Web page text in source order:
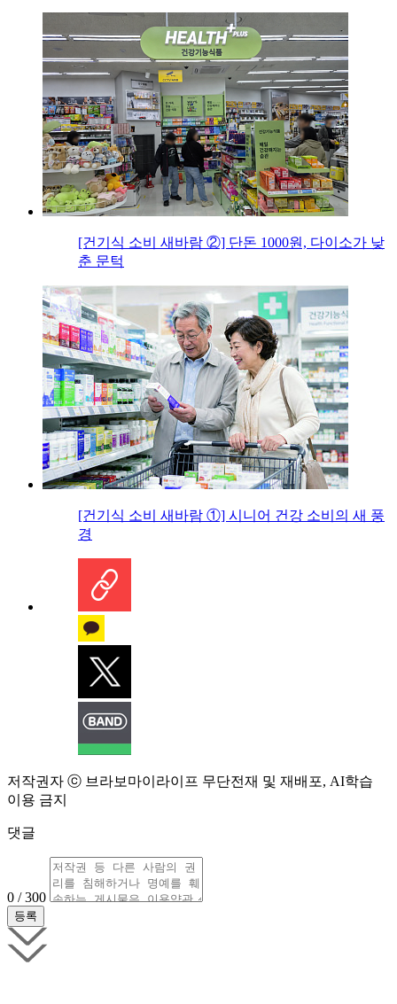
[건기식 소비 새바람 ②] 단돈 1000원, 다이소가 낮
춘 문턱
[건기식 소비 새바람 ①] 시니어 건강 소비의 새 풍
경
저작권자 ⓒ 브라보마이라이프 무단전재 및 재배포, AI학습
이용 금지
댓글
0 / 300